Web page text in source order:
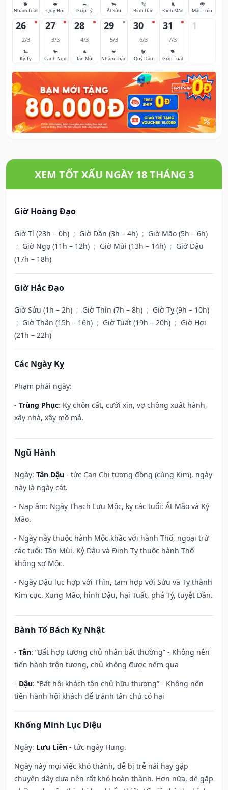
🐕
Nhâm Tuất
🐖
Quý Hợi
🐀
Giáp Tý
🐂
Ất Sửu
🐅
Bính Dần
🐈
Đinh Mão
🐉
Mậu Thìn
26
2/3
🐍
Kỷ Tỵ
27
3/3
🐎
Canh Ngọ
28
4/3
🐐
Tân Mùi
29
5/3
🐒
Nhâm Thân
30
6/3
🐓
Quý Dậu
31
7/3
🐕
Giáp Tuất
1
XEM TỐT XẤU NGÀY 18 THÁNG 3
Giờ Hoàng Đạo
Giờ Tí (23h – 0h) ; Giờ Dần (3h – 4h) ; Giờ Mão (5h – 6h)
; Giờ Ngọ (11h – 12h) ; Giờ Mùi (13h – 14h) ; Giờ Dậu
(17h – 18h)
Giờ Hắc Đạo
Giờ Sửu (1h – 2h) ; Giờ Thìn (7h – 8h) ; Giờ Tỵ (9h – 10h)
; Giờ Thân (15h – 16h) ; Giờ Tuất (19h – 20h) ; Giờ Hợi
(21h – 22h)
Các Ngày Kỵ
Phạm phải ngày:
- Trùng Phục: Kỵ chôn cất, cưới xin, vợ chồng xuất hành,
xây nhà, xây mồ mả.
Ngũ Hành
Ngày: Tân Dậu - tức Can Chi tương đồng (cùng Kim), ngày
này là ngày cát.
- Nạp âm: Ngày Thạch Lựu Mộc, kỵ các tuổi: Ất Mão và Kỷ
Mão.
- Ngày này thuộc hành Mộc khắc với hành Thổ, ngoại trừ
các tuổi: Tân Mùi, Kỷ Dậu và Đinh Tỵ thuộc hành Thổ
không sợ Mộc.
- Ngày Dậu lục hợp với Thìn, tam hợp với Sửu và Tỵ thành
Kim cục. Xung Mão, hình Dậu, hại Tuất, phá Tý, tuyệt Dần.
Bành Tổ Bách Kỵ Nhật
- Tân: “Bất hợp tương chủ nhân bất thường” - Không nên
tiến hành trộn tương, chủ không được nếm qua
- Dậu: “Bất hội khách tân chủ hữu thương” - Không nên
tiến hành hội khách để tránh tân chủ có hại
Khổng Minh Lục Diệu
Ngày: Lưu Liên - tức ngày Hung.
Ngày này mọi việc khó thành, dễ bị trễ nải hay gặp
chuyện dây dưa nên rất khó hoàn thành. Hơn nữa, dễ gặp